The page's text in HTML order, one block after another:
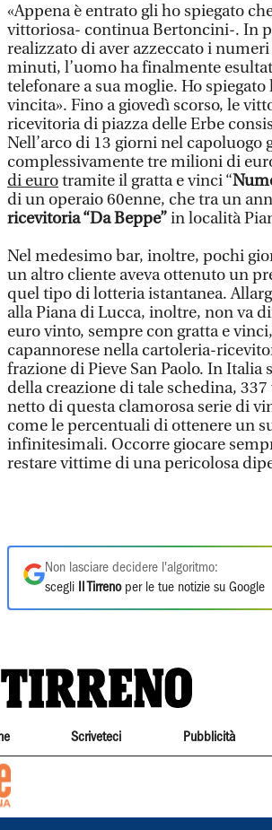
«Appena è entrato gli ho spiegato
vittoriosa- continua Bertoncini-. In
realizzato di aver azzeccato i
minuti, l’uomo ha finalmente
telefonare a sua moglie. Ho
vincita». Fino a giovedì scorso, le
ricevitoria di piazza delle Erbe
Nell’arco di 13 giorni nel capoluogo
complessivamente tre milioni di
di eurotramite il gratta e vinci “
di un operaio 60enne, che tra un
ricevitoria “Da Beppe”in località
Nel medesimo bar, inoltre, pochi
un altro cliente aveva ottenuto un
quel tipo di lotteria istantanea.
alla Piana di Lucca, inoltre, non va
euro vinto, sempre con gratta e
capannorese nella cartoleria-
frazione di Pieve San Paolo. In Italia
della creazione di tale schedina,
netto di questa clamorosa serie di
come le percentuali di ottenere un
infinitesimali. Occorre giocare
restare vittime di una pericolosa
Non lasciare decidere l'algoritmo:
scegli
Il Tirrenoper le tue notizie su Google
Scriveteci Pubblicità